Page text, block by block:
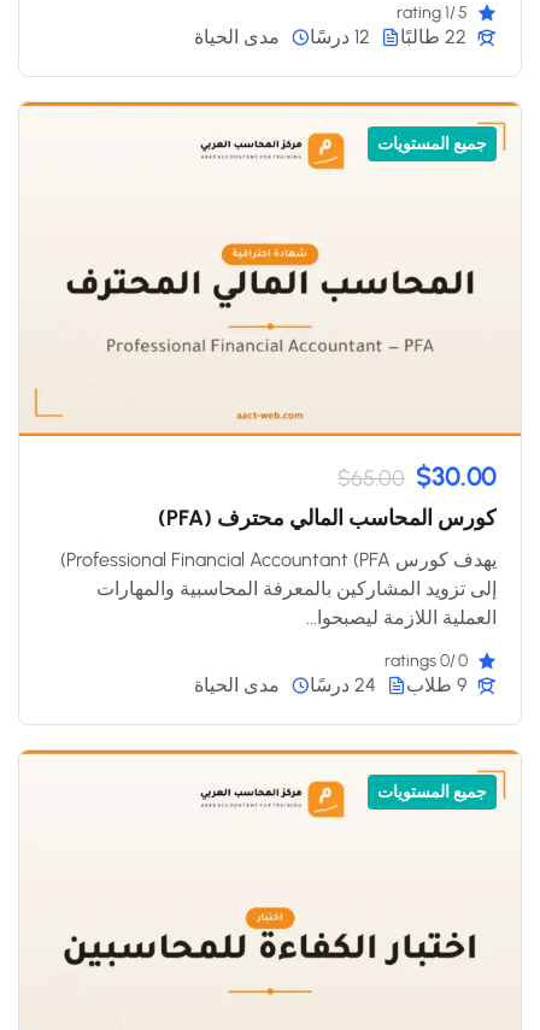
5
/1 rating
22 طالبًا 12 درسًا مدى الحياة
جميع المستويات
$65.00 $30.00
كورس المحاسب المالي محترف (PFA)
يهدف كورس Professional Financial Accountant (PFA)
إلى تزويد المشاركين بالمعرفة المحاسبية والمهارات
العملية اللازمة ليصبحوا...
0
/0 ratings
9 طلاب 24 درسًا مدى الحياة
جميع المستويات